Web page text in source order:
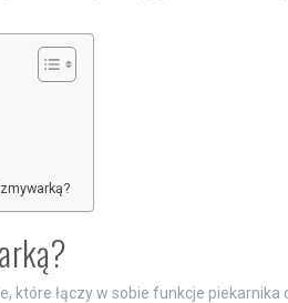
które łączy w sobie funkcje